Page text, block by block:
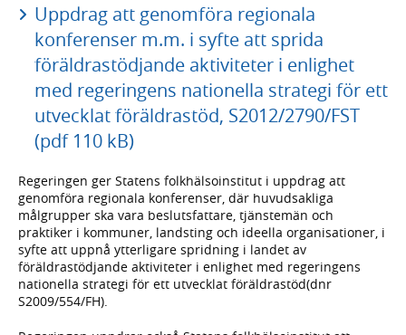
Uppdrag att genomföra regionala
konferenser m.m. i syfte att sprida
föräldrastödjande aktiviteter i enlighet
med regeringens nationella strategi för ett
utvecklat föräldrastöd, S2012/2790/FST
(pdf 110 kB)
Regeringen ger Statens folkhälsoinstitut i uppdrag att
genomföra regionala konferenser, där huvudsakliga
målgrupper ska vara beslutsfattare, tjänstemän och
praktiker i kommuner, landsting och ideella organisationer, i
syfte att uppnå ytterligare spridning i landet av
föräldrastödjande aktiviteter i enlighet med regeringens
nationella strategi för ett utvecklat föräldrastöd(dnr
S2009/554/FH).